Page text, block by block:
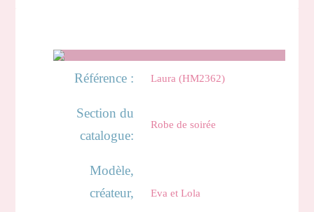
Référence : Laura (HM2362)
Section du
catalogue:
Robe de soirée
Modèle,
créateur,
Eva et Lola